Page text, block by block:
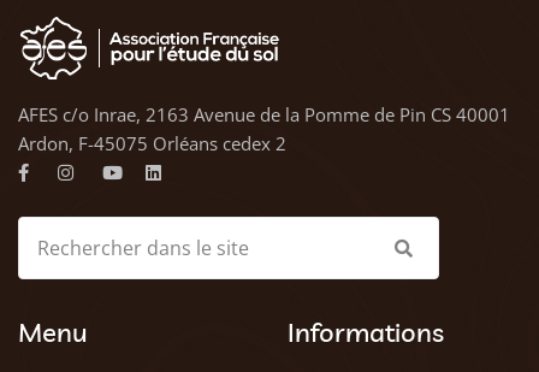
AFES c/o Inrae, 2163 Avenue de la Pomme de Pin CS 40001
Ardon, F-45075 Orléans cedex 2
Menu Informations